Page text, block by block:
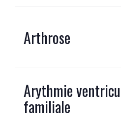
Arthrose
Arythmie
familiale